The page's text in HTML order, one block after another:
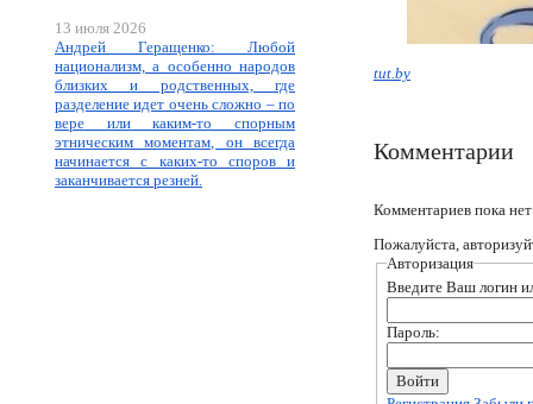
13 июля 2026
Андрей Геращенко: Любой
национализм, а особенно народов
близких и родственных, где
разделение идет очень сложно – по
вере или каким-то спорным
этническим моментам, он всегда
начинается с каких-то споров и
заканчивается резней.
tut.by
Комментарии
Комментариев пока нет
Пожалуйста,
Авторизация
Введите Ваш логин
Пароль: